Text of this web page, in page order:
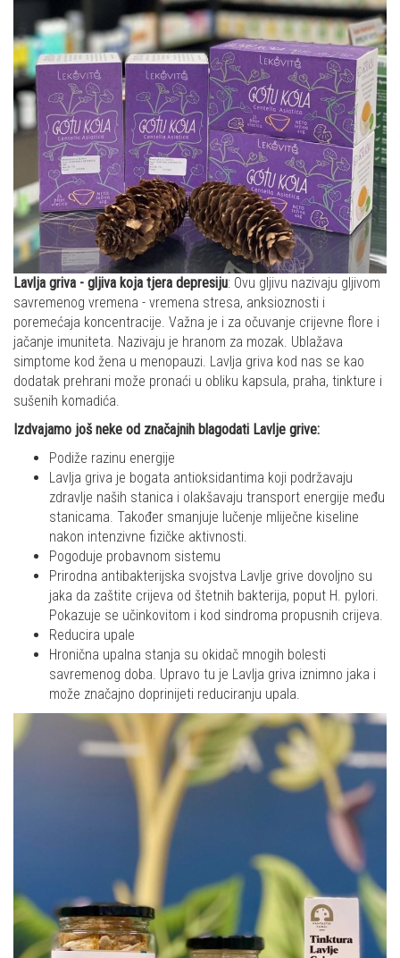
Lavlja griva - gljiva koja tjera depresiju: Ovu gljivu nazivaju gljivom
savremenog vremena - vremena stresa, anksioznosti i
poremećaja koncentracije. Važna je i za očuvanje crijevne flore i
jačanje imuniteta. Nazivaju je hranom za mozak. Ublažava
simptome kod žena u menopauzi. Lavlja griva kod nas se kao
dodatak prehrani može pronaći u obliku kapsula, praha, tinkture i
sušenih komadića.
Izdvajamo još neke od značajnih blagodati Lavlje grive:
Podiže razinu energije
Lavlja griva je bogata antioksidantima koji podržavaju
zdravlje naših stanica i olakšavaju transport energije među
stanicama. Također smanjuje lučenje mliječne kiseline
nakon intenzivne fizičke aktivnosti.
Pogoduje probavnom sistemu
Prirodna antibakterijska svojstva Lavlje grive dovoljno su
jaka da zaštite crijeva od štetnih bakterija, poput H. pylori.
Pokazuje se učinkovitom i kod sindroma propusnih crijeva.
Reducira upale
Hronična upalna stanja su okidač mnogih bolesti
savremenog doba. Upravo tu je Lavlja griva iznimno jaka i
može značajno doprinijeti reduciranju upala.